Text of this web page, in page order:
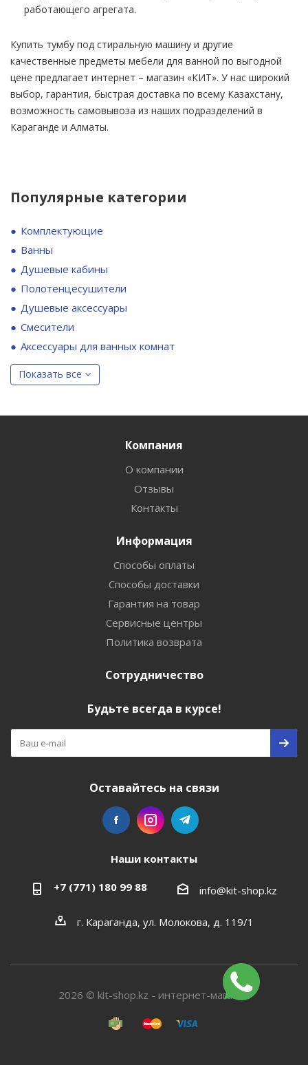
работающего агрегата.
Купить тумбу под стиральную машину и другие
качественные предметы мебели для ванной по выгодной
цене предлагает интернет – магазин «КИТ». У нас широкий
выбор, гарантия, быстрая доставка по всему Казахстану,
возможность самовывоза из наших подразделений в
Караганде и Алматы.
Популярные категории
Комплектующие
Ванны
Душевые кабины
Полотенцесушители
Душевые аксессуары
Смесители
Аксессуары для ванных комнат
Показать все
Компания
О компании
Отзывы
Контакты
Информация
Способы оплаты
Способы доставки
Гарантия на товар
Сервисные центры
Политика возврата
Сотрудничество
Будьте всегда в курсе!
Оставайтесь на связи
Наши контакты
+7 (771) 180 99 88 info@kit-shop.kz
г. Караганда, ул. Молокова, д. 119/1
2026 © kit-shop.kz - интернет-магазин